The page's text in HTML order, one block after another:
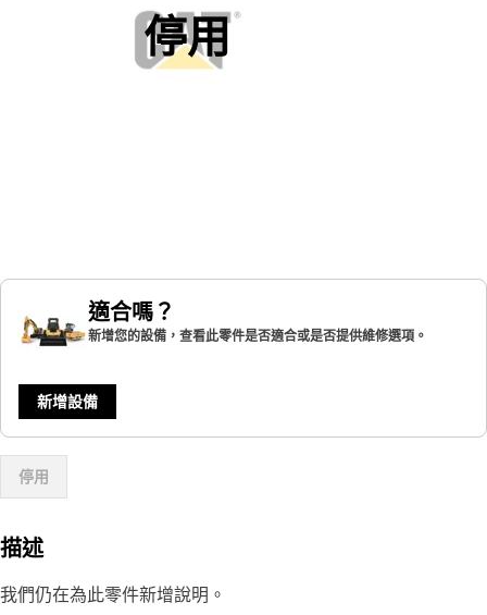
停用
適合嗎？
新增您的設備，查看此零件是否適合或是否提供維修選項。
新增設備
停用
描述
我們仍在為此零件新增說明。